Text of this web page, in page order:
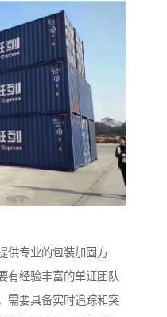
供专业的包装加固方
有经验丰富的单证团队
需要具备实时追踪和突